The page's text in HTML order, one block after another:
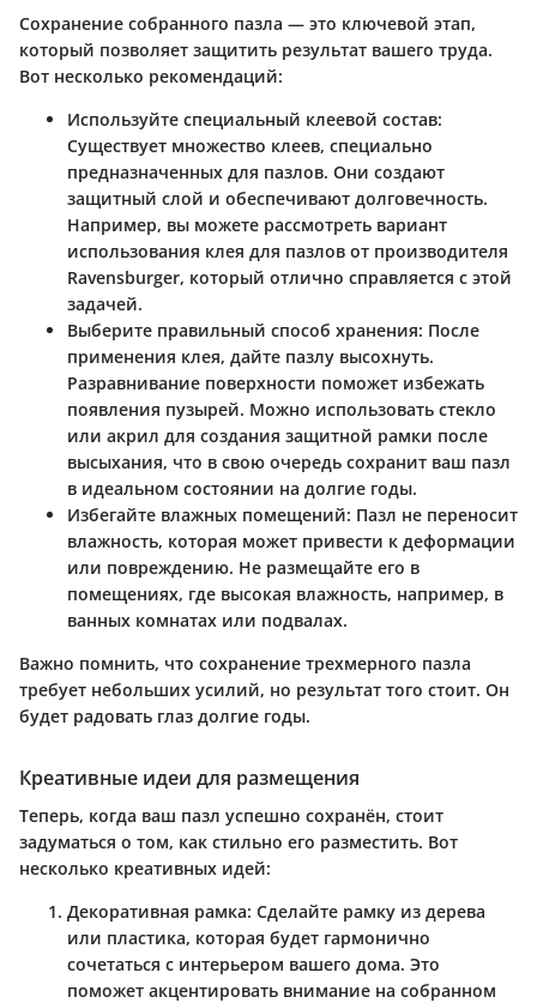
Сохранение собранного пазла — это ключевой этап,
который позволяет защитить результат вашего труда.
Вот несколько рекомендаций:
Используйте специальный клеевой состав:
Существует множество клеев, специально
предназначенных для пазлов. Они создают
защитный слой и обеспечивают долговечность.
Например, вы можете рассмотреть вариант
использования клея для пазлов от производителя
Ravensburger, который отлично справляется с этой
задачей.
Выберите правильный способ хранения: После
применения клея, дайте пазлу высохнуть.
Разравнивание поверхности поможет избежать
появления пузырей. Можно использовать стекло
или акрил для создания защитной рамки после
высыхания, что в свою очередь сохранит ваш пазл
в идеальном состоянии на долгие годы.
Избегайте влажных помещений: Пазл не переносит
влажность, которая может привести к деформации
или повреждению. Не размещайте его в
помещениях, где высокая влажность, например, в
ванных комнатах или подвалах.
Важно помнить, что сохранение трехмерного пазла
требует небольших усилий, но результат того стоит. Он
будет радовать глаз долгие годы.
Креативные идеи для размещения
Теперь, когда ваш пазл успешно сохранён, стоит
задуматься о том, как стильно его разместить. Вот
несколько креативных идей:
Декоративная рамка: Сделайте рамку из дерева
или пластика, которая будет гармонично
сочетаться с интерьером вашего дома. Это
поможет акцентировать внимание на собранном